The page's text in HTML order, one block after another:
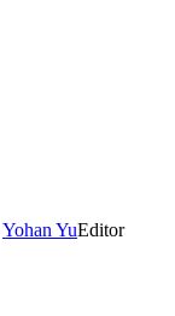
Yohan YuEditor